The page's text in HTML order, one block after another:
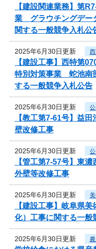
【建設関連業務】第
業 グラウチングデー
関する一般競争入札公
2025年6月30日更新
【建設工事】西特第
特別対策事業 蛇池南
する一般競争入札公告
2025年6月30日更新
【教工第7-61号】益
壁改修工事
2025年6月30日更新
【管工第7-57号】東
外壁等改修工事
2025年6月30日更新
【建設工事】岐阜県
化）工事に関する一般
2025年6月30日更新